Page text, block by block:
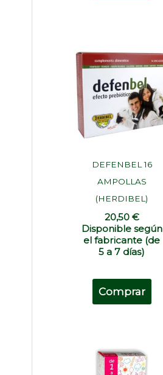
DEFENBEL 16
AMPOLLAS
(HERDIBEL)
20,50 €
Disponible según
el fabricante (de
5 a 7 días)
Comprar